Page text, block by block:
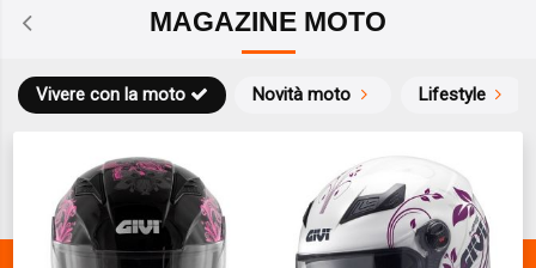
MAGAZINE MOTO
Novità moto
Vivere con la moto Lifestyle